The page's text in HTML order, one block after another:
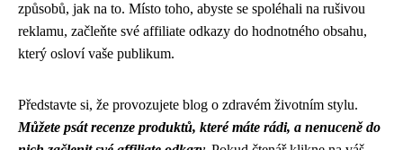
způsobů, jak na to. Místo toho, abyste se spoléhali na rušivou
reklamu, začleňte své affiliate odkazy do hodnotného obsahu,
který osloví vaše publikum.
Představte si, že provozujete blog o zdravém životním stylu.
Můžete psát recenze produktů, které máte rádi, a nenuceně do